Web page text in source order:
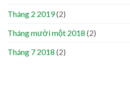
Tháng 2 2019(2)
Tháng mười một 2018 (2)
Tháng 7 2018 (2)